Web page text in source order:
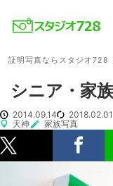
証明写真ならスタジオ728
シニア・家
2014.09.14
2018.02.01
天神
家族写真